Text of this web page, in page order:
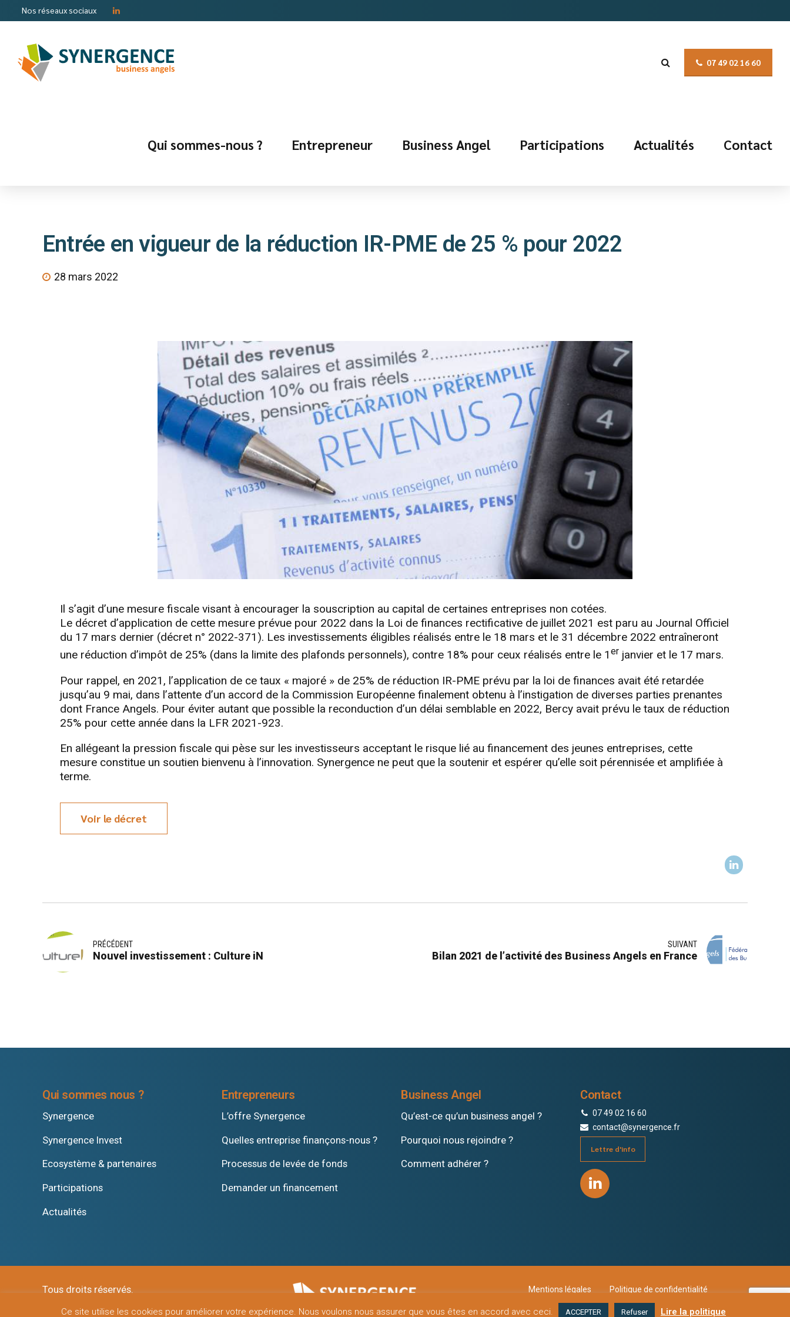
Nos réseaux sociaux
07 49 02 16 60
Qui sommes-nous ? Entrepreneur Business Angel Participations Actualités Contact
Entrée en vigueur de la réduction IR-PME de 25 % pour 2022
28 mars 2022
Il s’agit d’une mesure fiscale visant à encourager la souscription au capital de certaines entreprises non cotées.
Le décret d’application de cette mesure prévue pour 2022 dans la Loi de finances rectificative de juillet 2021 est paru au Journal Officiel
du 17 mars dernier (décret n° 2022-371). Les investissements éligibles réalisés entre le 18 mars et le 31 décembre 2022 entraîneront
une réduction d’impôt de 25% (dans la limite des plafonds personnels), contre 18% pour ceux réalisés entre le 1 er janvier et le 17 mars.
Pour rappel, en 2021, l’application de ce taux « majoré » de 25% de réduction IR-PME prévu par la loi de finances avait été retardée
jusqu’au 9 mai, dans l’attente d’un accord de la Commission Européenne finalement obtenu à l’instigation de diverses parties prenantes
dont France Angels. Pour éviter autant que possible la reconduction d’un délai semblable en 2022, Bercy avait prévu le taux de réduction
25% pour cette année dans la LFR 2021-923.
En allégeant la pression fiscale qui pèse sur les investisseurs acceptant le risque lié au financement des jeunes entreprises, cette
mesure constitue un soutien bienvenu à l’innovation. Synergence ne peut que la soutenir et espérer qu’elle soit pérennisée et amplifiée à
terme.
Voir le décret
PRÉCÉDENT
Nouvel investissement : Culture iN
SUIVANT
Bilan 2021 de l’activité des Business Angels en France
Qui sommes nous ?
Synergence
Synergence Invest
Ecosystème & partenaires
Participations
Actualités
Entrepreneurs
L’offre Synergence
Quelles entreprise finançons-nous ?
Processus de levée de fonds
Demander un financement
Business Angel
Qu’est-ce qu’un business angel ?
Pourquoi nous rejoindre ?
Comment adhérer ?
Contact
07 49 02 16 60
contact@synergence.fr
Lettre d'info
Tous droits réservés. Mentions légales Politique de confidentialité
Ce site utilise les cookies pour améliorer votre expérience. Nous voulons nous assurer que vous êtes en accord avec ceci. ACCEPTER Refuser Lire la politique